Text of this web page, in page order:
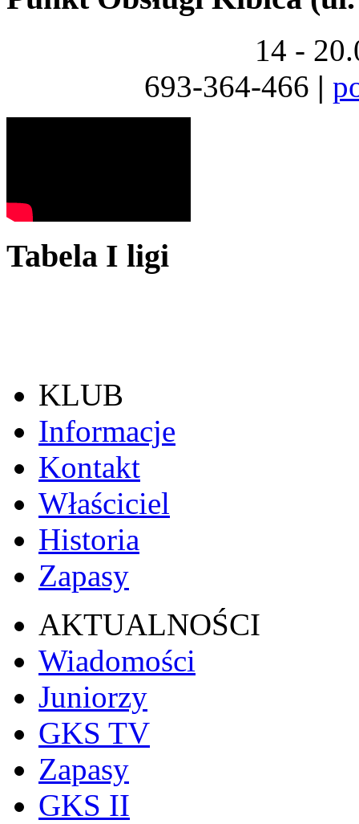
14 -
693-364-466 |
Tabela I ligi
KLUB
Informacje
Kontakt
Właściciel
Historia
Zapasy
AKTUALNOŚCI
Wiadomości
Juniorzy
GKS TV
Zapasy
GKS II